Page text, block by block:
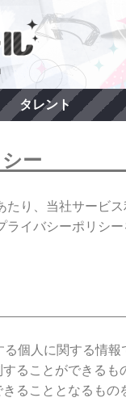
タレント
ー
たり、当社サービ
イバシーポリシ
個人に関する情報
ることができるも
ることとなるもの